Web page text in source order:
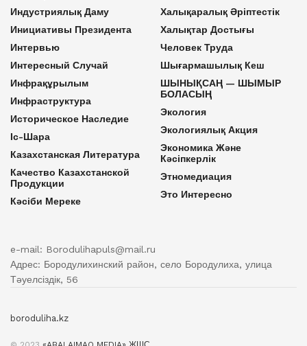
Индустриялық Даму
Инициативы Президента
Интервью
Интересный Случай
Инфрақұрылым
Инфраструктура
Историческое Наследие
Іс-Шара
Казахстанская Литература
Качество Казахстанской
Продукции
Кәсіби Мереке
Халықаралық Әріптестік
Халықтар Достығы
Человек Труда
Шығармашылық Кеш
ШЫНЫҚСАҢ — ШЫМЫР
БОЛАСЫҢ
Экология
Экологиялық Акция
Экономика Және
Кәсіпкерлік
Этномедиация
Это Интересно
e-mail: Borodulihapuls@mail.ru
Адрес: Бородулихинский район, село Бородулиха, улица
Тәуелсіздік, 56
boroduliha.kz